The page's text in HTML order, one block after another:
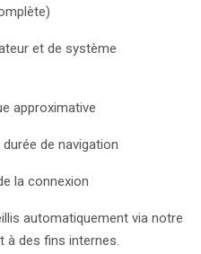
et de système
approximative
de navigation
la connexion
automatiquement via notre
à des fins internes.